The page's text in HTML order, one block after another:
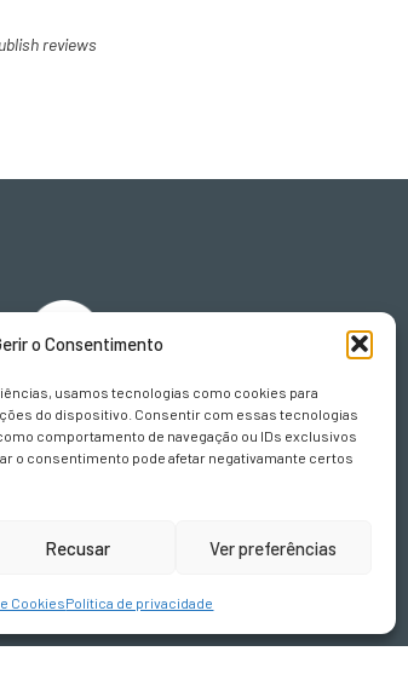
o Consentimento
usamos tecnologias como cookies para
do dispositivo. Consentir com essas tecnologias
comportamento de navegação ou IDs exclusivos
o consentimento pode afetar negativamante certos
Recusar Ver preferências
CookiesPolítica de privacidade
reviews